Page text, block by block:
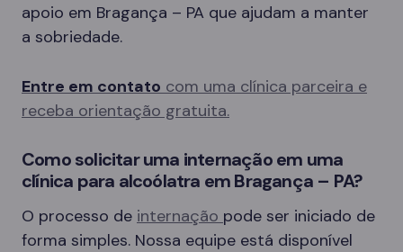
apoio em Bragança – PA que ajudam a manter
a sobriedade.
Entre em contato com uma clínica parceira e
receba orientação gratuita.
Como solicitar uma internação em uma
clínica para alcoólatra em Bragança – PA?
O processo de internação pode ser iniciado de
forma simples. Nossa equipe está disponível